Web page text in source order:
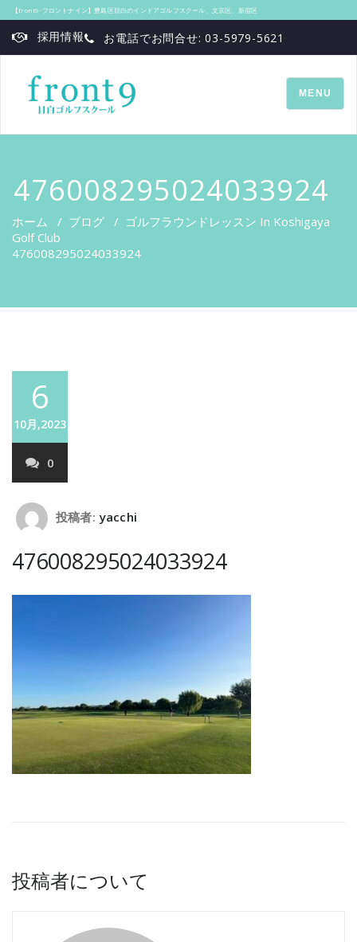
【front9‐フロントナイン】豊島区目白のインドアゴルフスクール、文京区、新宿区
採用情報 お電話でお問合せ: 03-5979-5621
TOGGLE
MENU
476008295024033924
ホーム / ブログ / ゴルフラウンドレッスン In Koshigaya
Golf Club
476008295024033924
6
10月,2023
0
投稿者: yacchi
476008295024033924
投稿者について